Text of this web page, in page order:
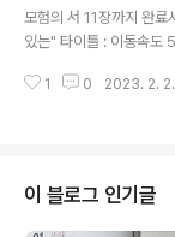
기온관리소 가룬 (완료)
스토리북 - 등록버튼 클릭
모험의 서 11장까지 완료
있는" 타이틀 : 이동속도
(5) 1. 판데모니움 > 대신
너간 *주의 : 로너간은
젠(현실시간 짝수시 0분
1 0 2023. 2. 2.
이 블로그 인기글